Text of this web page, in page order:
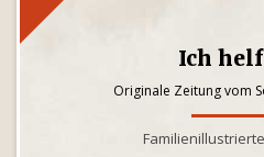
Ich
Originale Zeitung vom